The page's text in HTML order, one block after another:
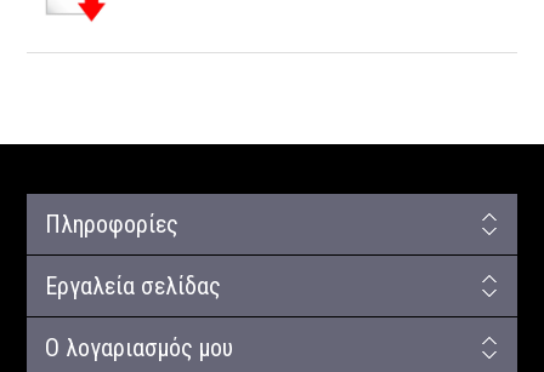
Πληροφορίες
Εργαλεία σελίδας
Ο λογαριασμός μου